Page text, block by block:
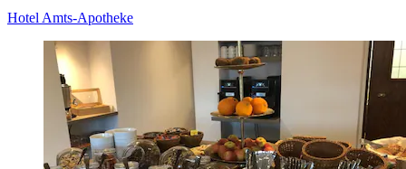
Hotel Amts-Apotheke